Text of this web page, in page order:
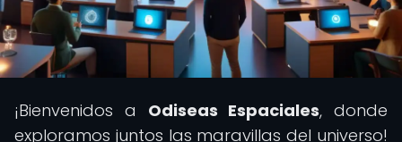
¡Bienvenidos a Odiseas Espaciales, donde
exploramos juntos las maravillas del universo!